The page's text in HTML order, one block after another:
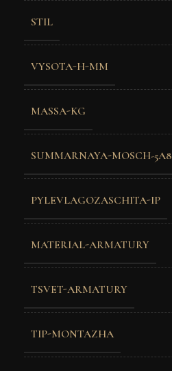
STIL
VYSOTA-H-MM
MASSA-KG
SUMMARNAYA-MOSCH-5A8
PYLEVLAGOZASCHITA-IP
MATERIAL-ARMATURY
TSVET-ARMATURY
TIP-MONTAZHA